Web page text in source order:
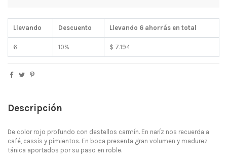
Llevando Descuento Llevando 6 ahorrás en total
6 10% $ 7.194
Descripción
De color rojo profundo con destellos carmín. En naríz nos recuerda a
café, cassis y pimientos. En boca presenta gran volumen y madurez
tánica aportados por su paso en roble.